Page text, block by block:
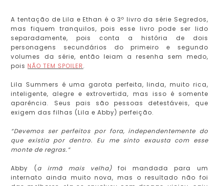
A tentação de Lila e Ethan é o 3º livro da série Segredos,
mas fiquem tranquilos, pois esse livro pode ser lido
separadamente, pois conta a história de dois
personagens secundários do primeiro e segundo
volumes da série, então leiam a resenha sem medo,
pois NÃO TEM SPOILER.
Lila Summers é uma garota perfeita, linda, muito rica,
inteligente, alegre e extrovertida, mas isso é somente
aparência. Seus pais são pessoas detestáveis, que
exigem das filhas (Lila e Abby) perfeição.
“Devemos ser perfeitos por fora, independentemente do
que existia por dentro. Eu me sinto exausta com esse
monte de regras.”
Abby (a irmã mais velha) foi mandada para um
internato ainda muito nova, mas o resultado não foi